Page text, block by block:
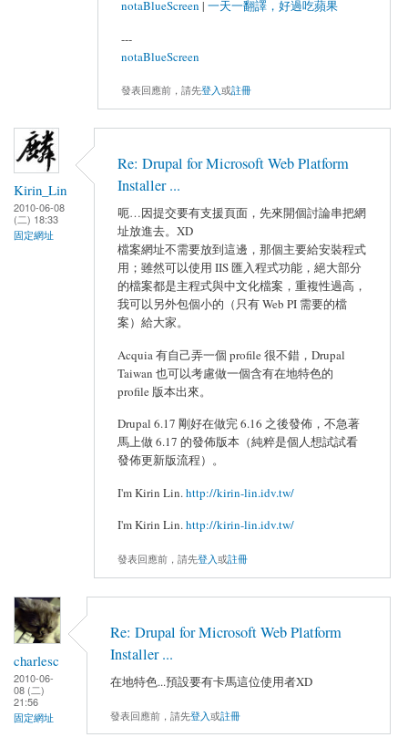
notaBlueScreen | 一天一翻譯，好過吃蘋果
---
notaBlueScreen
發表回應前，請先登入或註冊
Kirin_Lin
2010-06-08
(二) 18:33
固定網址
Re: Drupal for Microsoft Web Platform
Installer ...
呃…因提交要有支援頁面，先來開個討論串把網
址放進去。XD
檔案網址不需要放到這邊，那個主要給安裝程式
用；雖然可以使用 IIS 匯入程式功能，絕大部分
的檔案都是主程式與中文化檔案，重複性過高，
我可以另外包個小的（只有 Web PI 需要的檔
案）給大家。
Acquia 有自己弄一個 profile 很不錯，Drupal
Taiwan 也可以考慮做一個含有在地特色的
profile 版本出來。
Drupal 6.17 剛好在做完 6.16 之後發佈，不急著
馬上做 6.17 的發佈版本（純粹是個人想試試看
發佈更新版流程）。
I'm Kirin Lin.http://kirin-lin.idv.tw/
I'm Kirin Lin.http://kirin-lin.idv.tw/
發表回應前，請先登入或註冊
charlesc
2010-06-
08 (二)
21:56
固定網址
Re: Drupal for Microsoft Web Platform
Installer ...
在地特色...預設要有卡馬這位使用者XD
發表回應前，請先登入或註冊